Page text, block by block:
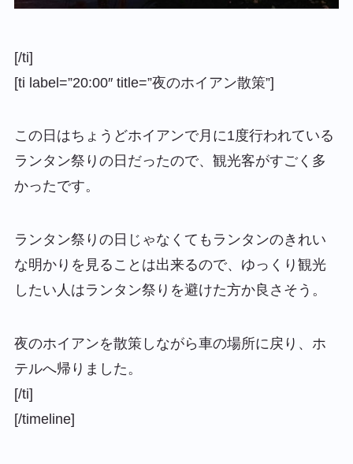
[/ti]
[ti label=”20:00″ title=”夜のホイアン散策”]
この日はちょうどホイアンで月に1度行われている
ランタン祭りの日だったので、観光客がすごく多
かったです。
ランタン祭りの日じゃなくてもランタンのきれい
な明かりを見ることは出来るので、ゆっくり観光
したい人はランタン祭りを避けた方か良さそう。
夜のホイアンを散策しながら車の場所に戻り、ホ
テルへ帰りました。
[/ti]
[/timeline]